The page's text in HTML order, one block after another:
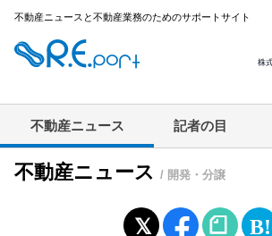
不動産ニュースと不動産業務のためのサポートサイト
不動産ニュース 記者の目
不動産ニュース / 開発・分譲